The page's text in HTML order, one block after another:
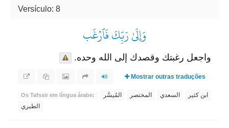
Versículo: 8
وَإِلَىٰ رَبِّكَ فَٱرۡغَب
واجعل رغبتك وقصدك إلى الله وحده.
Mostrar outras traduções
Os Tafssir em língua árabe: المُيسَّر المختصر السعدي
ابن كثير
الطبري